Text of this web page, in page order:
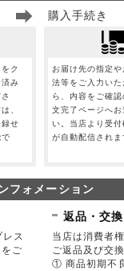
ク
み
、
せ
購入手続き
お届け先の指定
法等をご入力いた
ら、内容をご確
文完了ページへお
い。当店より受付
が自動配信されま
フォメーション
ス
ご
返品・交
当店は消費者
ご返品及び交
① 商品初期不